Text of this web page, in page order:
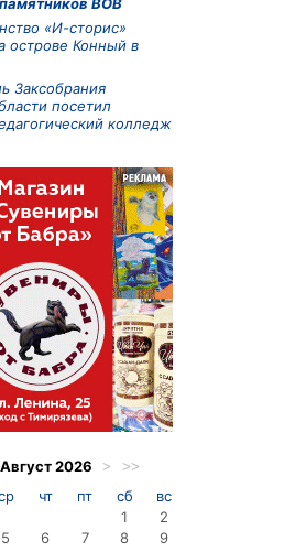
«И-сторис»
острове Конный в
Заксобрания
посетил
колледж
Август2026 > >>
чт пт сб
вс
1
2
5 6 7 8
9